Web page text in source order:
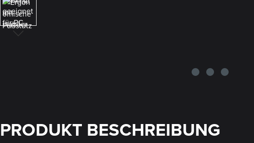
PRODUKT BESCHREIBUNG